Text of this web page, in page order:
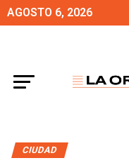
AGOSTO 6, 2026
CIUDAD